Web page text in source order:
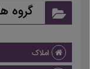
گروه
املاک